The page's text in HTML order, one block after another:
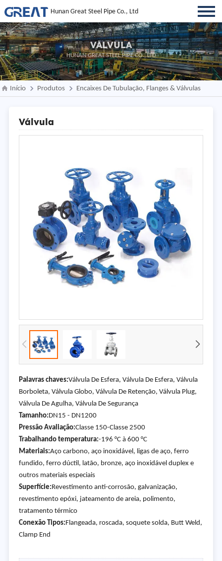
Hunan Great Steel Pipe Co., Ltd
VÁLVULA
HUNAN GREAT STEEL PIPE CO., LTD
Início Produtos Encaixes De Tubulação, Flanges & Válvulas
Válvula
Palavras chaves:Válvula De Esfera, Válvula De Esfera, Válvula
Borboleta, Válvula Globo, Válvula De Retenção, Válvula Plug,
Válvula De Agulha, Válvula De Segurança
Tamanho:DN15 - DN1200
Pressão Avaliação:Classe 150-Classe 2500
Trabalhando temperatura:-196 °C à 600 °C
Materiais:Aço carbono, aço inoxidável, ligas de aço, ferro
fundido, ferro dúctil, latão, bronze, aço inoxidável duplex e
outros materiais especiais
Superfície:Revestimento anti-corrosão, galvanização,
revestimento epóxi, jateamento de areia, polimento,
tratamento térmico
Conexão Tipos:Flangeada, roscada, soquete solda, Butt Weld,
Clamp End